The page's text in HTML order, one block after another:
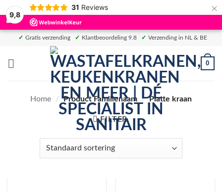
9,8
31 Reviews ×
inhoud
✓ Gratis verzending ✓ Klantbeoordeling 9.8 ✓ Verzending in NL & BE
0
Home / Product Familienaam / Platte kraan
FILTER